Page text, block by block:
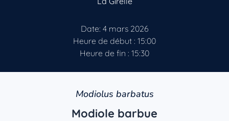
Date: 4 mars 2026
Heure de début : 15:00
Heure de fin : 15:30
Modiolus barbatus
Modiole barbue